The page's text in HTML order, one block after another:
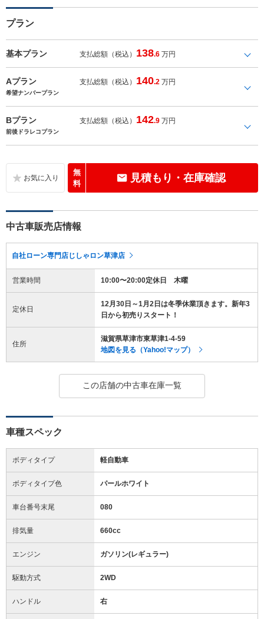
プラン
基本プラン 支払総額（税込） 138.6 万円
Aプラン 支払総額（税込） 140.2 万円
希望ナンバープラン
Bプラン 支払総額（税込） 142.9 万円
前後ドラレコプラン
無
料
見積もり・在庫確認
中古車販売店情報
自社ローン専門店じしゃロン草津店
営業時間 10:00〜20:00定休日 木曜
定休日
12月30日～1月2日は冬季休業頂きます。新年3
日から初売りスタート！
住所
滋賀県草津市東草津1-4-59
地図を見る（Yahoo!マップ）
この店舗の中古車在庫一覧
車種スペック
ボディタイプ 軽自動車
ボディタイプ色 パールホワイト
車台番号末尾 080
排気量 660cc
エンジン ガソリン(レギュラー)
駆動方式 2WD
ハンドル 右